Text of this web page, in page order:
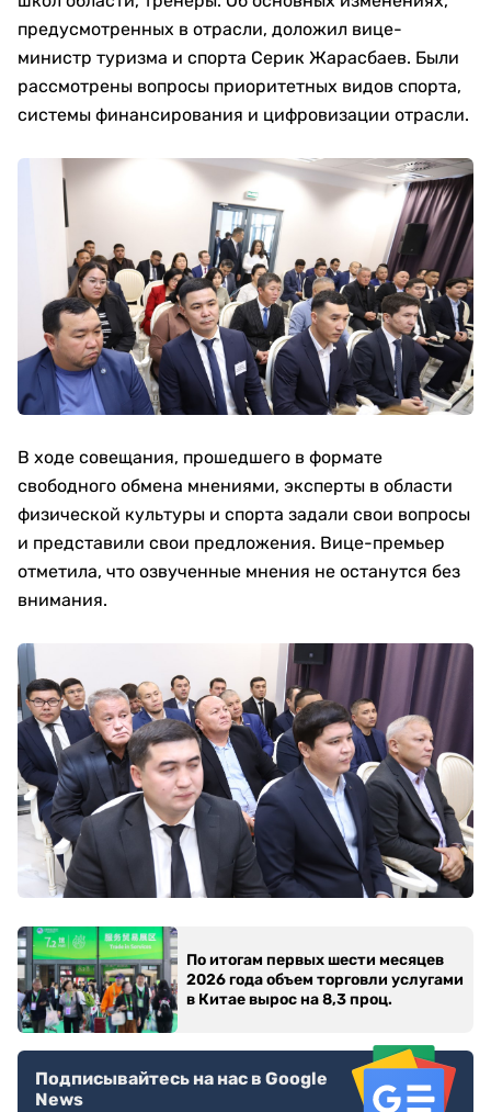
предусмотренных в отрасли, доложил вице-
министр туризма и спорта Серик Жарасбаев. Были
рассмотрены вопросы приоритетных видов спорта,
системы финансирования и цифровизации отрасли.
В ходе совещания, прошедшего в формате
свободного обмена мнениями, эксперты в области
физической культуры и спорта задали свои вопросы
и представили свои предложения. Вице-премьер
отметила, что озвученные мнения не останутся без
внимания.
По итогам первых шести месяцев
2026 года объем торговли услугами
в Китае вырос на 8,3 проц.
Подписывайтесь на нас в Google
News